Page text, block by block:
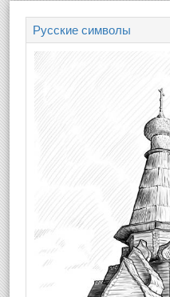
Русские символы